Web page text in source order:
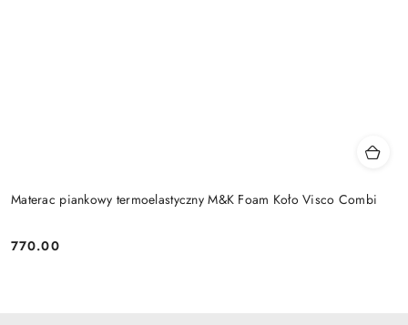
Materac piankowy termoelastyczny M&K Foam Koło Visco Combi
Cena:
770.00